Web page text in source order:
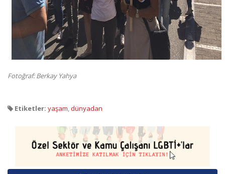
Fotoğraf: Berkay Yahya
Etiketler: yaşam,dünyadan